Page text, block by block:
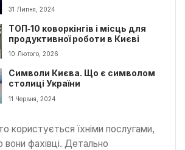
31 Липня, 2024
ТОП‑10 коворкінгів і місць для
продуктивної роботи в Києві
10 Лютого, 2026
Символи Києва. Що є символом
столиці України
11 Червня, 2024
користується їхніми послугами,
фахівці. Детально